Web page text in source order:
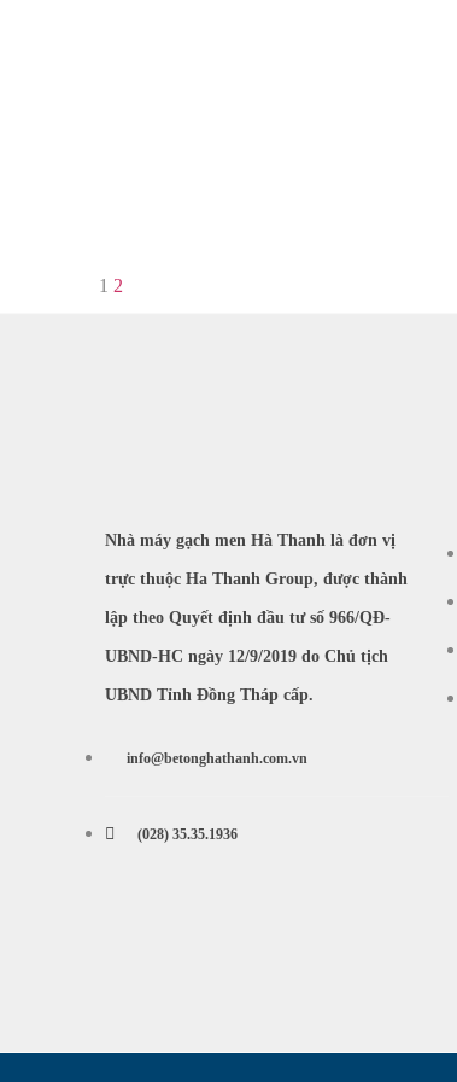
1 2
Nhà máy gạch men Hà Thanh là đơn vị
trực thuộc Ha Thanh Group, được thành
lập theo Quyết định đầu tư số 966/QĐ-
UBND-HC ngày 12/9/2019 do Chủ tịch
UBND Tỉnh Đồng Tháp cấp.
info@betonghathanh.com.vn
(028) 35.35.1936